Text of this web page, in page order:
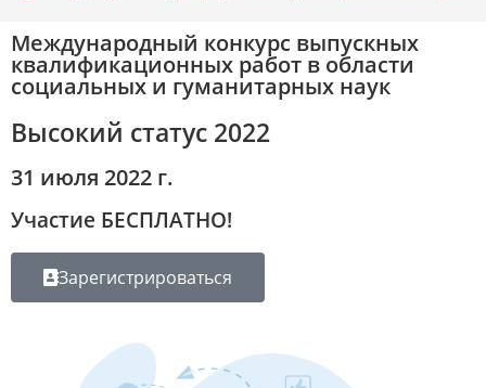
Международный конкурс выпускных
квалификационных работ в области
социальных и гуманитарных наук
Высокий статус 2022
31 июля 2022 г.
Участие БЕСПЛАТНО!
Зарегистрироваться